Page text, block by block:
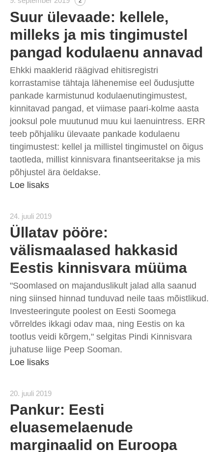
Suur ülevaade: kellele,
milleks ja mis tingimustel
pangad kodulaenu annavad
Ehkki maaklerid räägivad ehitisregistri
korrastamise tähtaja lähenemise eel õudusjutte
pankade karmistunud kodulaenutingimustest,
kinnitavad pangad, et viimase paari-kolme aasta
jooksul pole muutunud muu kui laenuintress. ERR
teeb põhjaliku ülevaate pankade kodulaenu
tingimustest: kellel ja millistel tingimustel on õigus
taotleda, millist kinnisvara finantseeritakse ja mis
põhjustel ära öeldakse.
Loe lisaks
24. juuli 2019
Üllatav pööre:
välismaalased hakkasid
Eestis kinnisvara müüma
"Soomlased on majanduslikult jalad alla saanud
ning siinsed hinnad tunduvad neile taas mõistlikud.
Investeeringute poolest on Eesti Soomega
võrreldes ikkagi odav maa, ning Eestis on ka
tootlus veidi kõrgem," selgitas Pindi Kinnisvara
juhatuse liige Peep Sooman.
Loe lisaks
20. juuli 2019
Pankur: Eesti
eluasemelaenude
marginaalid on Euroopa